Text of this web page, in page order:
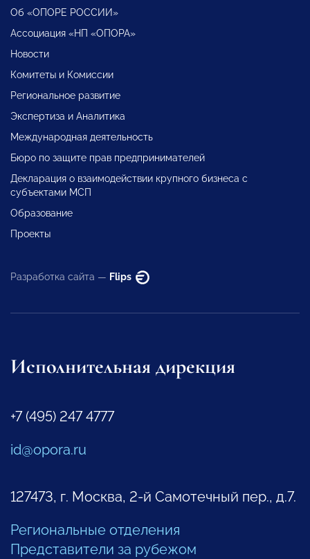
Об «ОПОРЕ РОССИИ»
Ассоциация «НП «ОПОРА»
Новости
Комитеты и Комиссии
Региональное развитие
Экспертиза и Аналитика
Международная деятельность
Бюро по защите прав предпринимателей
Декларация о взаимодействии крупного бизнеса с
субъектами МСП
Образование
Проекты
Разработка сайта — Flips
Исполнительная дирекция
+7 (495) 247 4777
id@opora.ru
127473, г. Москва, 2-й Самотечный пер., д.7.
Региональные отделения
Представители за рубежом